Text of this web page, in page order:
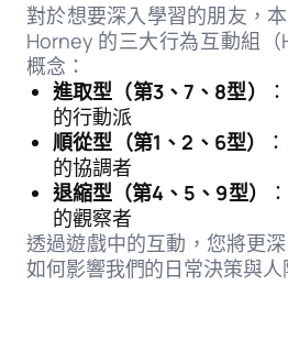
對於想要深入學習的朋友，
Horney 的三大行為互動組（
概念：
進取型（第3、7、8型）
的行動派
順從型（第1、2、6型）
的協調者
退縮型（第4、5、9型）
的觀察者
透過遊戲中的互動，您將更
如何影響我們的日常決策與人